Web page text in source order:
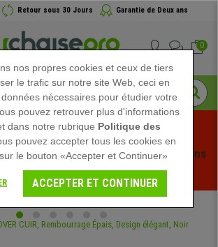
Retour sous 30 Jours Garantie de Deux ans
0
d'été chez Chaisepro ! Des réductions
une durée limitée - Voir l'offre
nos propres cookies et ceux de tiers
le trafic sur notre site Web, ceci en
nécessaires pour étudier votre
pouvez retrouver plus d'informations
dans notre rubrique Politique des
pouvez accepter tous les cookies en
le bouton «Accepter et Continuer»
ACCEPTER ET CONTINUER